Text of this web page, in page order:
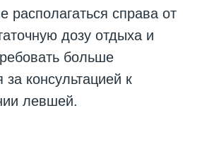
располагаться справа от
дозу отдыха и
больше
за консультацией к
левшей.